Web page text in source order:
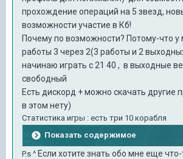
прохождение операций на 5 звезд,
возможности участие в Кб!
Почему по возможности? Потому-что у
работы 3 через 2(3 работы и 2
начинаю играть с 21 40 , в выходные
свободный
Есть дискорд + можно скачать другие
в этом нету)
Статистика игры : есть три 10 корабля
Показать содержимое
P.s ^ Если хотите знать обо мне еще